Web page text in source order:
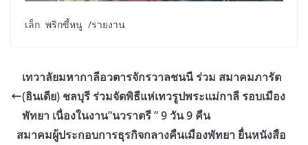
เล็ก พริกขี้หนู /รายงาน
เทวาลัยมหากาลีอวตารจักรวาลชนนี ร่วม สมาคมภารัต
(อินเดีย) ชลบุรี ร่วมจัดพิธีแห่เทวรูปพระแม่กาลี รอบเมือง
พัทยา เนื่องในงาน”นวราตรี ” 9 วัน 9 คืน
สมาคมผู้ประกอบการธุรกิจกลางคืนเมืองพัทยา ยื่นหนังสือ